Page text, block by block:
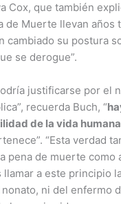
Cox, que también
de Muerte llevan años
cambiado su postura
se derogue”.
justificarse por el
recuerda Buch, “
de la vida
“Esta verdad
pena de muerte como
a este principio
ni del enfermo